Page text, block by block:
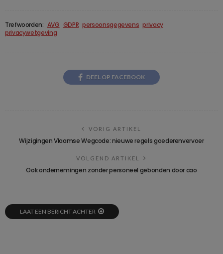
Trefwoorden: AVG GDPR persoonsgegevens privacy
privacywetgeving
DEEL OP FACEBOOK
VORIG ARTIKEL
Wijzigingen Vlaamse Wegcode: nieuwe regels goederenvervoer
VOLGEND ARTIKEL
Ook ondernemingen zonder personeel gebonden door cao
LAAT EEN BERICHT ACHTER